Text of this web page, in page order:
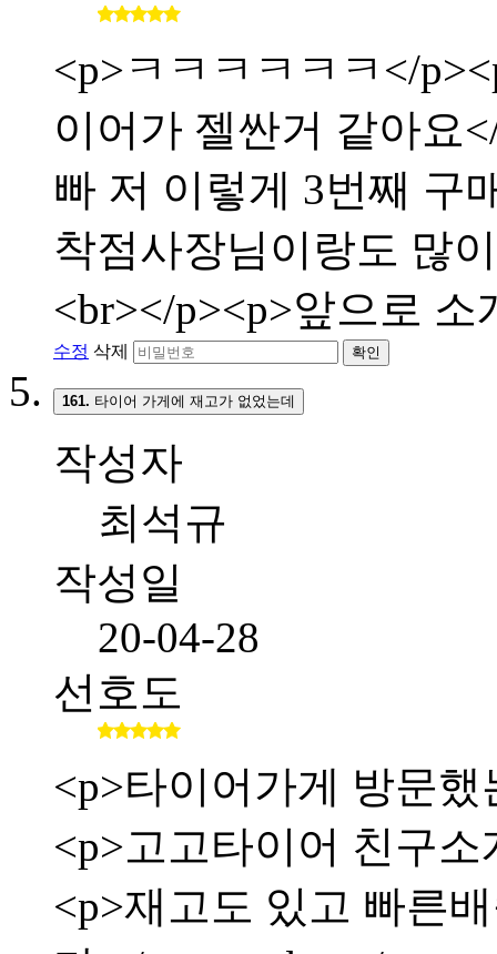
<p>ㅋㅋㅋㅋㅋㅋ</
이어가 젤싼거 같아요
빠 저 이렇게 3번째 구
착점사장님이랑도 많
<br></p><p>앞으로
수정 삭제 확인
161. 타이어 가게에 재고가 없었는데
작성자
최석규
작성일
20-04-28
선호도
<p>타이어가게 방문
<p>고고타이어 친구
<p>재고도 있고 빠른